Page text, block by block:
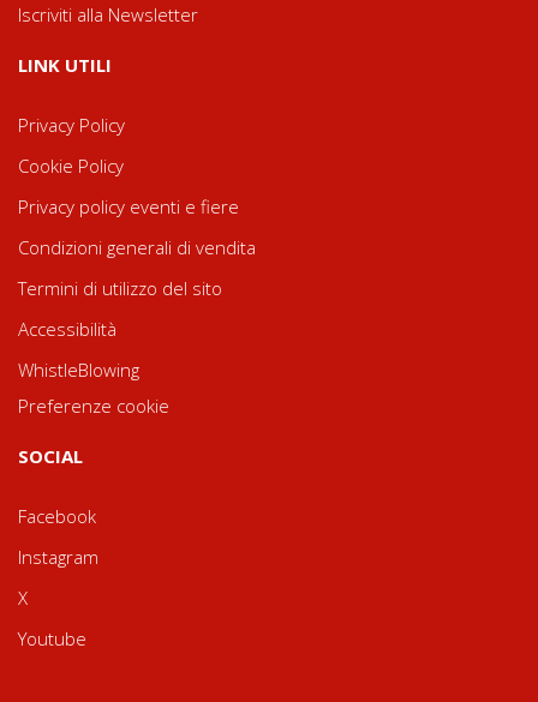
Iscriviti alla Newsletter
LINK UTILI
Privacy Policy
Cookie Policy
Privacy policy eventi e fiere
Condizioni generali di vendita
Termini di utilizzo del sito
Accessibilità
WhistleBlowing
Preferenze cookie
SOCIAL
Facebook
Instagram
X
Youtube